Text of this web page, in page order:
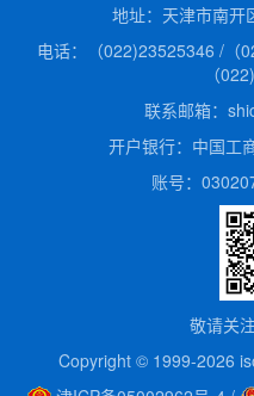
地址：天津市南开
电话：（022)23525346 /（
（
联系邮箱：
开户银行：中国工
账号：
敬请关
Copyright © 1999-2026